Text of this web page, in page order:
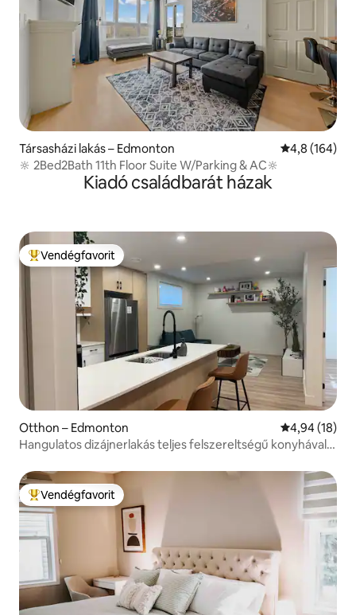
Társasházi lakás – Edmonton Átlagos
4,8 (164)
🔆 2Bed2Bath 11th Floor Suite W/Parking & AC🔆
Kiadó családbarát házak
Kiemelt vendégfavorit
Vendégfavorit
Otthon – Edmonton Átlagos
4,94 (18)
Hangulatos dizájnerlakás teljes felszereltségű konyhával
Kiemelt vendégfavorit
Vendégfavorit